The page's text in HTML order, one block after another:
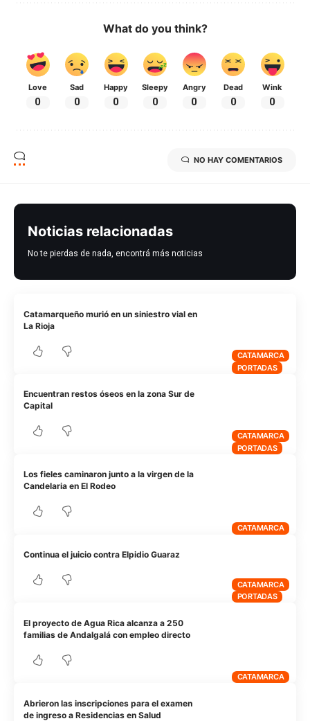
What do you think?
Love
0
Sad
0
Happy
0
Sleepy
0
Angry
0
Dead
0
Wink
0
NO HAY COMENTARIOS
Noticias relacionadas
No te pierdas de nada, encontrá más noticias
CATAMARCA
PORTADAS
Catamarqueño murió en un siniestro vial en
La Rioja
CATAMARCA
PORTADAS
Encuentran restos óseos en la zona Sur de
Capital
CATAMARCA
Los fieles caminaron junto a la virgen de la
Candelaria en El Rodeo
CATAMARCA
PORTADAS
Continua el juicio contra Elpidio Guaraz
CATAMARCA
El proyecto de Agua Rica alcanza a 250
familias de Andalgalá con empleo directo
Abrieron las inscripciones para el examen
de ingreso a Residencias en Salud